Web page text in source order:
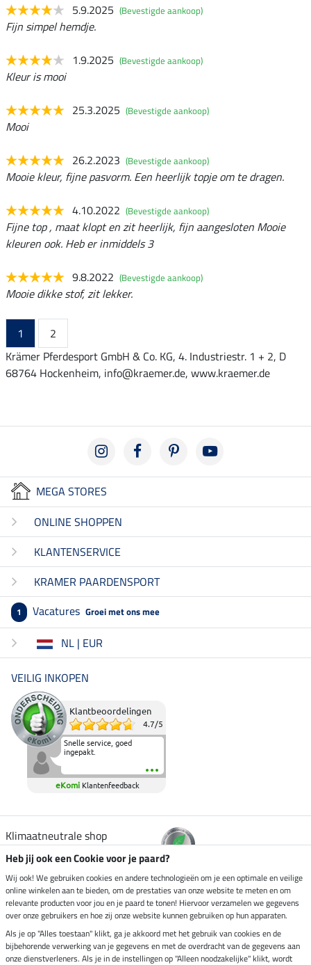
5.9.2025 (Bevestigde aankoop)
Fijn simpel hemdje.
1.9.2025 (Bevestigde aankoop)
Kleur is mooi
25.3.2025 (Bevestigde aankoop)
Mooi
26.2.2023 (Bevestigde aankoop)
Mooie kleur, fijne pasvorm. Een heerlijk topje om te dragen.
4.10.2022 (Bevestigde aankoop)
Fijne top , maat klopt en zit heerlijk, fijn aangesloten Mooie
kleuren ook. Heb er inmiddels 3
9.8.2022 (Bevestigde aankoop)
Mooie dikke stof, zit lekker.
1
2
Krämer Pferdesport GmbH & Co. KG, 4. Industriestr. 1 + 2, D
68764 Hockenheim, info@kraemer.de, www.kraemer.de
MEGA STORES
ONLINE SHOPPEN
KLANTENSERVICE
KRAMER PAARDENSPORT
1 Vacatures Groei met ons mee
NL | EUR
VEILIG INKOPEN
Klantbeoordelingen
4.7/5
Snelle service, goed
ingepakt.
eKomi Klantenfeedback
Klimaatneutrale shop
Verzending per
Veilig betalen met
Heb jij ook een Cookie voor je paard?
Wij ook! We gebruiken cookies en andere technologieën om je een optimale en veilige
online winkelen aan te bieden, om de prestaties van onze website te meten en om
relevante producten voor jou en je paard te tonen! Hiervoor verzamelen we gegevens
over onze gebruikers en hoe zij onze website kunnen gebruiken op hun apparaten.
Als je op "Alles toestaan" klikt, ga je akkoord met het gebruik van cookies en de
bijbehorende verwerking van je gegevens en met de overdracht van de gegevens aan
onze dienstverleners. Als je in de instellingen op "Alleen noodzakelijke" klikt, wordt